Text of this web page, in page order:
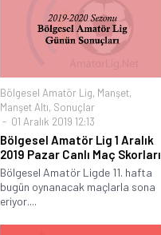
Bölgesel Amatör Lig, Manşet,
Manşet Altı, Sonuçlar
01 Aralık 2019 12:13
Bölgesel Amatör Lig 1 Aralık
2019 Pazar Canlı Maç Skorları
Bölgesel Amatör Ligde 11. hafta
bugün oynanacak maçlarla sona
eriyor....